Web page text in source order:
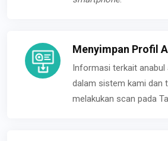
Menyimpan Profil
Informasi terkait anabul
dalam sistem kami dan
melakukan scan pada